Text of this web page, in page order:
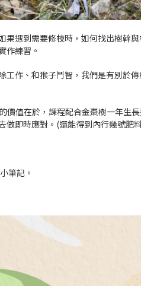
果遇到需要修枝時，如何找出樹幹
作練習。
工作、和猴子鬥智，我們是有別於
的價值在於，課程配合金棗樹一年生
做即時應對。(還能得到內行幾號肥
筆記。